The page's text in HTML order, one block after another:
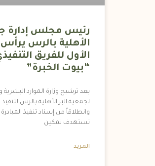
رئيس مجلس إدارة
الأهلية بالرس يرأس
الأول للفريق
“بيوت الخبرة”
بعد ترشيح وزارة الموارد البشرية
لجمعية البر الأهلية بالرس لتنفيذ
وانطلاقاً من إسناد تنفيذ
تستهدف تمكين
المزيد